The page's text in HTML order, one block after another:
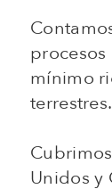
mínimo
terrestres.
Unidos y